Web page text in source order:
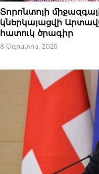
ԱԶԳԱՅԻՆ
Տորոնտոյի
կներկայացվի
հատուկ ծրագիր
8 Օգոստոս, 2026